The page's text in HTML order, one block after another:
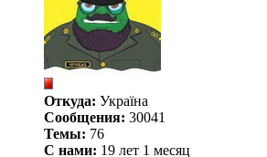
Откуда: Україна
Сообщения: 30041
Темы: 76
С нами: 19 лет 1 месяц